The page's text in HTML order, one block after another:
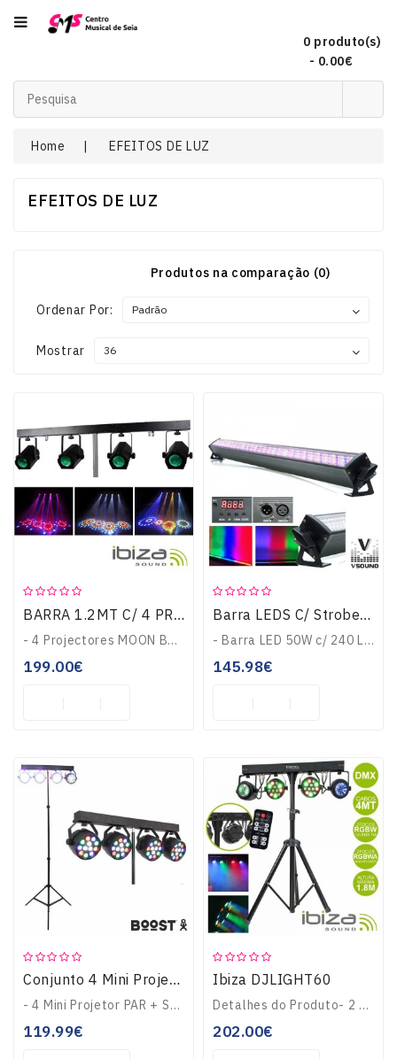
- 0.00€
Categoria
Acordeões
EFEITOS
Guitarras
E
Percussão
VIDEO-
MULTIMÉDIA
Teclados
OUTLET
Home EFEITOS DE LUZ
EFEITOS DE LUZ
Produtos na comparação (0)
Ordenar Por:
Mostrar
BARRA 1.2MT C/ 4 PROJECT LED RGBWA 228 LEDS IBIZA 4MOON-BAR
- 4 Projectores MOON BAR incorporados numabarra c/ controlador DMX e controlo remoto IR- Projectores LED RGBW c/ 36 LEDs Brancos, 48Vermelhos, 36 Verdes, 36 Âmb..
199.00€
Barra LEDS C/ Strobe 240 LEDS 10mm RGB DMX VSOUND VSLEDB240RGB
- Barra LED 50W c/ 240 LEDS RGB e Strobe- LEDs: 80x Vermelhos, 80x Verdes e 80x Azuis- Funções: DMX, Auto, Som activo c/ microfone,MASTER/SLAVE, equipado c/ 13 ..
145.98€
Conjunto 4 Mini Projector Par 12W RGBW LED + Suporte BOOST-LIGHT70
- 4 Mini Projetor PAR + Suporte- Número de LEDs: 4x12 LEDs RGBW c/ 12W- Modos: Auto, DMX, Master/Slave, Remoto- Tensão funcionamento: 240VAC- Peso: 0,000 kg...
119.99€
Ibiza DJLIGHT60
Detalhes do Produto- 2 Projetores PAR c/ 12 LEDS RGBW 1W (cada)- 2 Projetores Moonflower c/ LEDS RGBWA- Master-Slave, DMX c/ 9/19 canais e controlo IR- Cabo ali..
202.00€